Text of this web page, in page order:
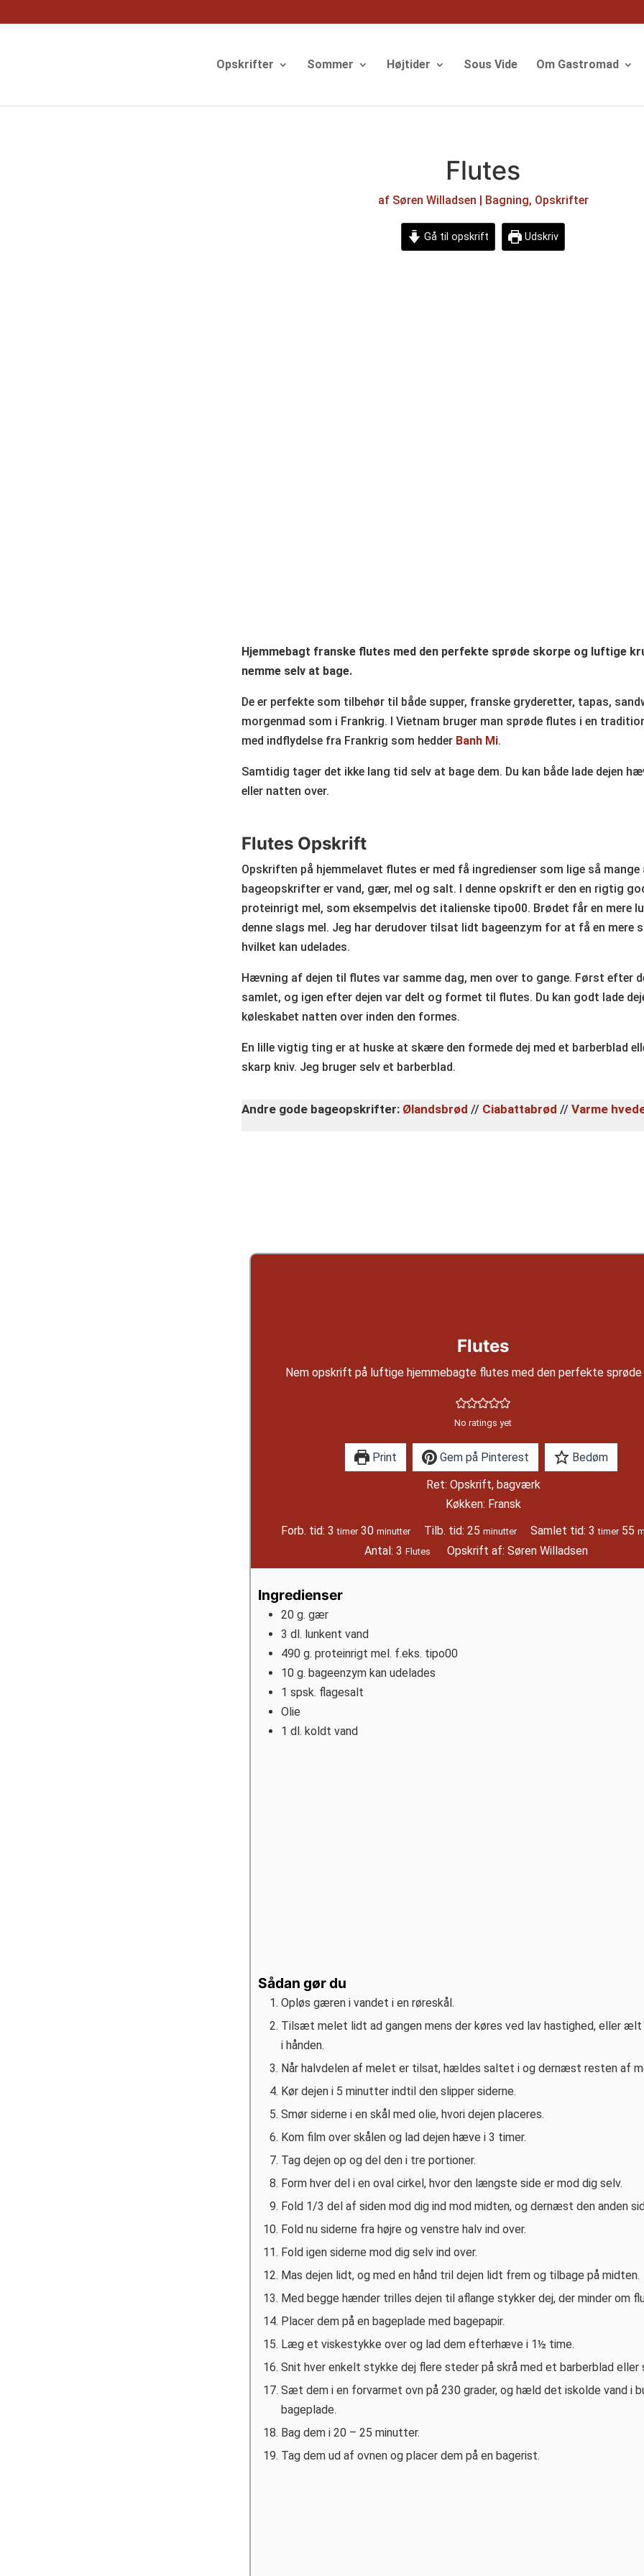
Opskrifter Sommer Højtider Sous Vide Om Gastromad
Flutes
af Søren Willadsen | Bagning, Opskrifter
Gå til opskrift Udskriv
Hjemmebagt franske flutes med den perfekte sprøde skorpe og luftige
nemme selv at bage.
De er perfekte som tilbehør til både supper, franske gryderetter, tapas,
morgenmad som i Frankrig. I Vietnam bruger man sprøde flutes i en
med indflydelse fra Frankrig som hedder Banh Mi.
Samtidig tager det ikke lang tid selv at bage dem. Du kan både lade dejen
eller natten over.
Flutes Opskrift
Opskriften på hjemmelavet flutes er med få ingredienser som lige så mange
bageopskrifter er vand, gær, mel og salt. I denne opskrift er den en rigtig
proteinrigt mel, som eksempelvis det italienske tipo00. Brødet får en mere
denne slags mel. Jeg har derudover tilsat lidt bageenzym for at få en mere
hvilket kan udelades.
Hævning af dejen til flutes var samme dag, men over to gange. Først efter
samlet, og igen efter dejen var delt og formet til flutes. Du kan godt lade
køleskabet natten over inden den formes.
En lille vigtig ting er at huske at skære den formede dej med et barberblad
skarp kniv. Jeg bruger selv et barberblad.
Andre gode bageopskrifter: Ølandsbrød // Ciabattabrød // Varme hv
Flutes
Nem opskrift på luftige hjemmebagte flutes med den perfekte sprøde
No ratings yet
Print Gem på Pinterest
Bedøm
Ret: Opskrift, bagværk
Køkken: Fransk
Forb. tid: 3 timer
timer 30minutter
minutter Tilb. tid: 25minutter
minutter Samlet tid:3 timer
timer 55
Antal: 3 Flutes Opskrift af: Søren Willadsen
Ingredienser
20 g. gær
3 dl. lunkent vand
490 g. proteinrigt mel. f.eks. tipo00
10 g. bageenzym kan udelades
1 spsk. flagesalt
Olie
1 dl. koldt vand
Sådan gør du
Opløs gæren i vandet i en røreskål.
Tilsæt melet lidt ad gangen mens der køres ved lav hastighed, eller
i hånden.
Når halvdelen af melet er tilsat, hældes saltet i og dernæst resten af
Kør dejen i 5 minutter indtil den slipper siderne.
Smør siderne i en skål med olie, hvori dejen placeres.
Kom film over skålen og lad dejen hæve i 3 timer.
Tag dejen op og del den i tre portioner.
Form hver del i en oval cirkel, hvor den længste side er mod dig selv.
Fold 1/3 del af siden mod dig ind mod midten, og dernæst den anden
Fold nu siderne fra højre og venstre halv ind over.
Fold igen siderne mod dig selv ind over.
Mas dejen lidt, og med en hånd tril dejen lidt frem og tilbage på midten.
Med begge hænder trilles dejen til aflange stykker dej, der minder om
Placer dem på en bageplade med bagepapir.
Læg et viskestykke over og lad dem efterhæve i 1½ time.
Snit hver enkelt stykke dej flere steder på skrå med et barberblad eller
Sæt dem i en forvarmet ovn på 230 grader, og hæld det iskolde vand i
bageplade.
Bag dem i 20 – 25 minutter.
Tag dem ud af ovnen og placer dem på en bagerist.